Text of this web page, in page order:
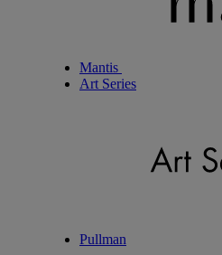
Mantis
Art Series
Pullman